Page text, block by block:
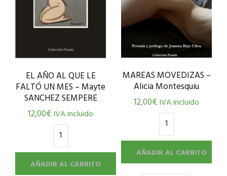
EL AÑO AL QUE LE
FALTÓ UN MES – Mayte
SANCHEZ SEMPERE
12,00€IVA incluido
AÑADIR AL CARRITO
MAREAS MOVEDIZAS –
Alicia Montesquiu
12,00€IVA incluido
AÑADIR AL CARRITO